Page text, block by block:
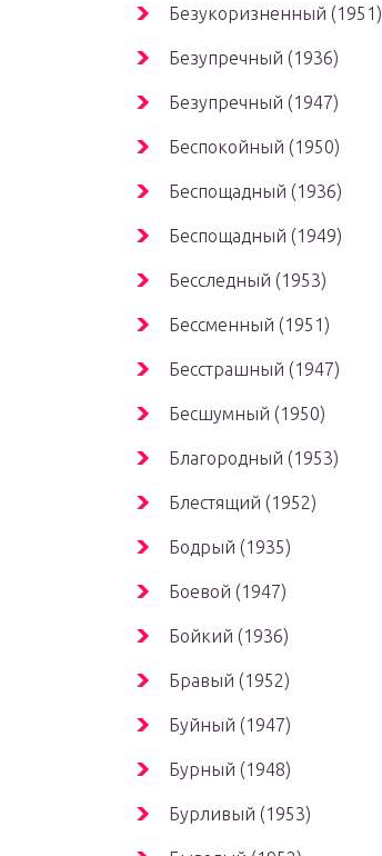
Безукоризненный (1951)
Безупречный (1936)
Безупречный (1947)
Беспокойный (1950)
Беспощадный (1936)
Беспощадный (1949)
Бесследный (1953)
Бессменный (1951)
Бесстрашный (1947)
Бесшумный (1950)
Благородный (1953)
Блестящий (1952)
Бодрый (1935)
Боевой (1947)
Бойкий (1936)
Бравый (1952)
Буйный (1947)
Бурный (1948)
Бурливый (1953)